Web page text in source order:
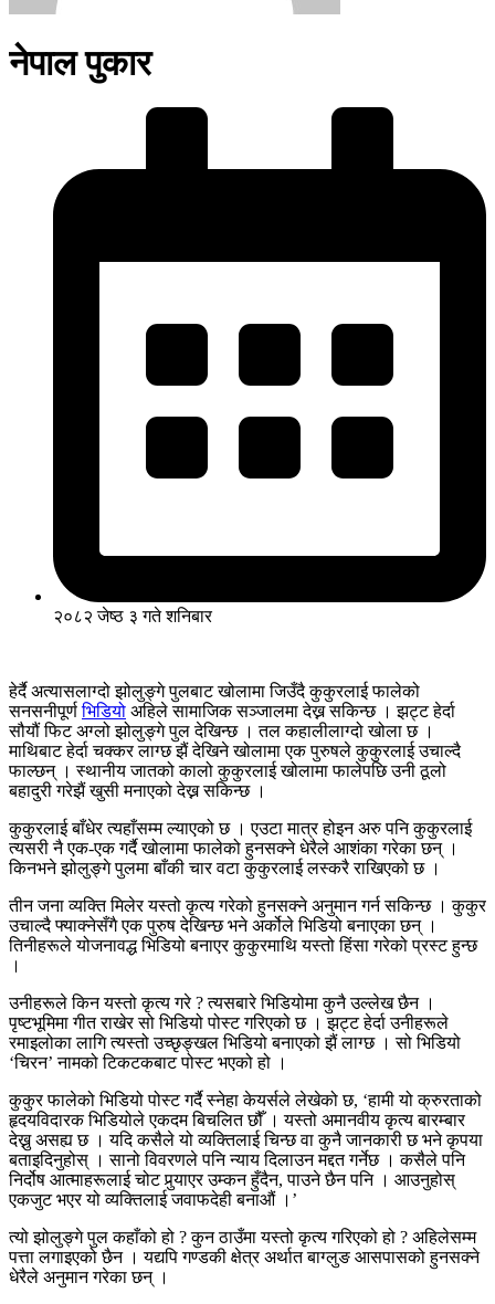
नेपाल पुकार
२०८२ जेष्ठ ३ गते शनिबार
हेर्दै अत्यासलाग्दो झोलुङ्गे पुलबाट खोलामा जिउँदै कुकुरलाई फालेको
सनसनीपूर्णभिडियो अहिले सामाजिक सञ्जालमा देख्न सकिन्छ । झट्ट हेर्दा
सौयौं फिट अग्लो झोलुङ्गे पुल देखिन्छ । तल कहालीलाग्दो खोला छ ।
माथिबाट हेर्दा चक्कर लाग्छ झैं देखिने खोलामा एक पुरुषले कुकुरलाई उचाल्दै
फाल्छन् । स्थानीय जातको कालो कुकुरलाई खोलामा फालेपछि उनी ठूलो
बहादुरी गरेझैं खुसी मनाएको देख्न सकिन्छ ।
कुकुरलाई बाँधेर त्यहाँसम्म ल्याएको छ । एउटा मात्र होइन अरु पनि कुकुरलाई
त्यसरी नै एक-एक गर्दै खोलामा फालेको हुनसक्ने धेरैले आशंका गरेका छन् ।
किनभने झोलुङ्गे पुलमा बाँकी चार वटा कुकुरलाई लस्करै राखिएको छ ।
तीन जना व्यक्ति मिलेर यस्तो कृत्य गरेको हुनसक्ने अनुमान गर्न सकिन्छ । कुकुर
उचाल्दै फ्याक्नेसँगै एक पुरुष देखिन्छ भने अर्कोले भिडियो बनाएका छन् ।
तिनीहरूले योजनावद्ध भिडियो बनाएर कुकुरमाथि यस्तो हिंसा गरेको प्रस्ट हुन्छ
।
उनीहरूले किन यस्तो कृत्य गरे ? त्यसबारे भिडियोमा कुनै उल्लेख छैन ।
पृष्टभूमिमा गीत राखेर सो भिडियो पोस्ट गरिएको छ । झट्ट हेर्दा उनीहरूले
रमाइलोका लागि त्यस्तो उच्छृङ्खल भिडियो बनाएको झैं लाग्छ । सो भिडियो
‘चिरन’ नामको टिकटकबाट पोस्ट भएको हो ।
कुकुर फालेको भिडियो पोस्ट गर्दै स्नेहा केयर्सले लेखेको छ, ‘हामी यो क्रुरताको
हृदयविदारक भिडियोले एकदम बिचलित छौँ । यस्तो अमानवीय कृत्य बारम्बार
देख्नु असह्य छ । यदि कसैले यो व्यक्तिलाई चिन्छ वा कुनै जानकारी छ भने कृपया
बताइदिनुहोस् । सानो विवरणले पनि न्याय दिलाउन मद्दत गर्नेछ । कसैले पनि
निर्दोष आत्माहरूलाई चोट पुर्‍याएर उम्कन हुँदैन, पाउने छैन पनि । आउनुहोस्
एकजुट भएर यो व्यक्तिलाई जवाफदेही बनाऔं ।’
त्यो झोलुङ्गे पुल कहाँको हो ? कुन ठाउँमा यस्तो कृत्य गरिएको हो ? अहिलेसम्म
पत्ता लगाइएको छैन । यद्यपि गण्डकी क्षेत्र अर्थात बाग्लुङ आसपासको हुनसक्ने
धेरैले अनुमान गरेका छन् ।